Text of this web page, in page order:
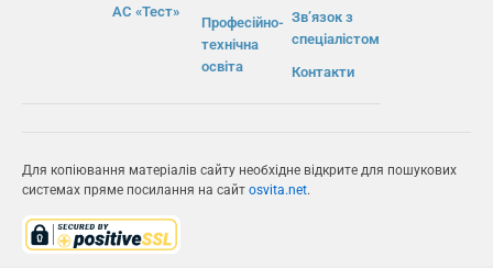
АС «Тест»
Професійно-
технічна
освіта
Зв’язок з
спеціалістом
Контакти
Для копіювання матеріалів сайту необхідне відкрите для пошукових
системах пряме посилання на сайт osvita.net.